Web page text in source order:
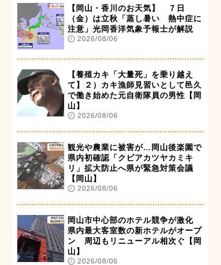
【岡山・香川のお天気】 ７日
（金）は立秋「蒸し暑い 熱中症に
注意」光岡香洋気象予報士が解説
2026/08/06
【養殖カキ「大量死」を乗り越え
て】２）カキ漁師見習いとして邑久
で働き始めた元自衛隊員の男性【岡
山】
2026/08/06
観光や農業に被害が…岡山後楽園で
県内初確認「クビアカツヤカミキ
リ」拡大防止へ県が緊急対策会議
【岡山】
2026/08/06
岡山市中心部のホテル競争が激化
県内最大客室数の新ホテルがオープ
ン 周辺もリニューアル相次ぐ【岡
山】
2026/08/06